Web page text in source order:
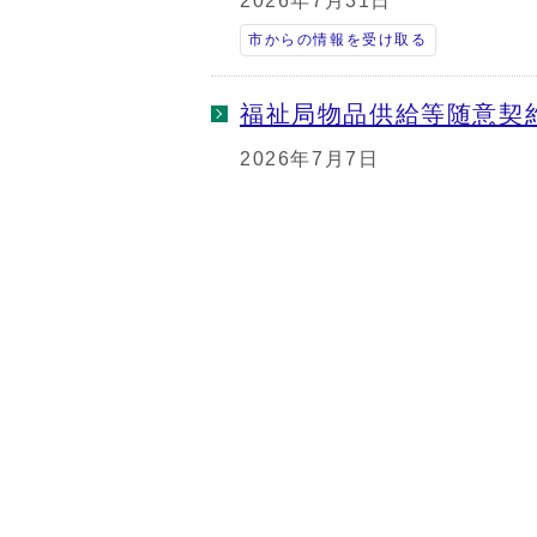
市からの情報を受け取る
福祉局物品供給等随意契
2026年7月7日